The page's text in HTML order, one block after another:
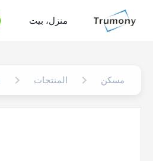
منزل، بيت
مسكن المنتجات